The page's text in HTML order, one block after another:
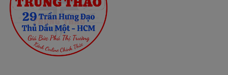
Samsung (mua rời) đồng bộ hoàn hảo, tạo ra hiệu ứng âm
thanh vòm đỉnh cao, lấp đầy mọi ngóc ngách căn phòng
bạn.